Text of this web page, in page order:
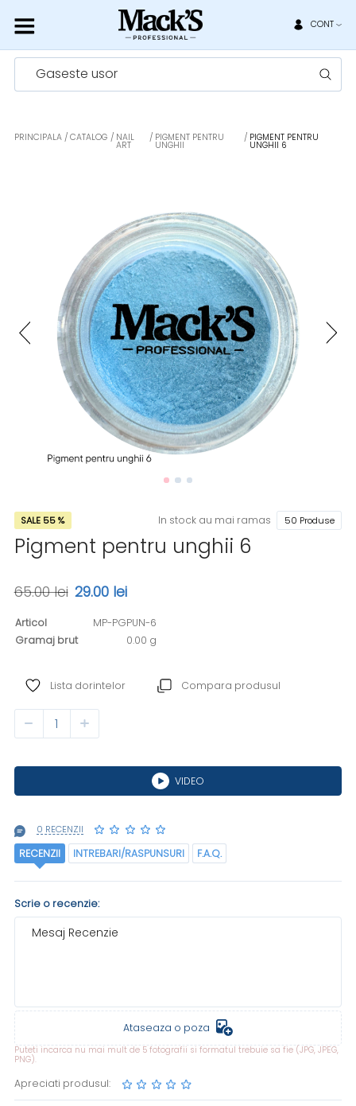
CONT
Gaseste usor
PRINCIPALA CATALOG NAIL
ART
PIGMENT PENTRU
UNGHII
PIGMENT PENTRU
UNGHII 6
SALE 55 % In stock au mai ramas 50 Produse
Pigment pentru unghii 6
65.00 lei 29.00 lei
Articol
MP-PGPUN-6
Gramaj brut
0.00 g
Lista dorintelor Compara produsul
VIDEO
0 RECENZII
RECENZII INTREBARI/RASPUNSURI F.A.Q.
Scrie o recenzie:
Mesaj Recenzie
Ataseaza o poza
Puteti incarca nu mai mult de 5 fotografii si formatul trebuie sa fie (JPG, JPEG,
PNG).
Apreciati produsul: